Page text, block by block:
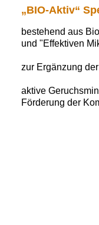
„BIO-Aktiv“
bestehend aus
und "Effektiven
zur Ergänzung
aktive
Förderung der